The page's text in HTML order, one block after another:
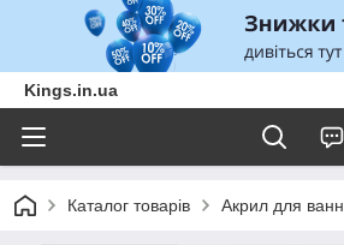
Kings.in.ua
Каталог товарів Акрил для ванн